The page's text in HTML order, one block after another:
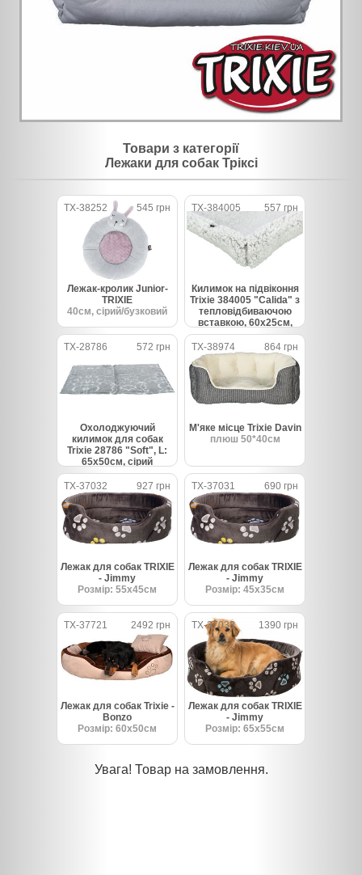
Товари з категорії
Лежаки для собак Тріксі
TX-38252 545 грн
Лежак-кролик Junior-
TRIXIE
40см, сірий/бузковий
TX-384005 557 грн
Килимок на підвіконня
Trixie 384005 "Calida" з
тепловідбиваючою
вставкою, 60х25см,
біло-сірий
TX-28786
572 грн
Охолоджуючий
килимок для собак
Trixie 28786 "Soft", L:
65х50см, сірий
TX-38974 864 грн
М'яке місце Trixie Davin
плюш 50*40см
TX-37032 927 грн
Лежак для собак TRIXIE
- Jimmy
Розмір: 55х45см
TX-37031 690 грн
Лежак для собак TRIXIE
- Jimmy
Розмір: 45х35см
TX-37721 2492 грн
Лежак для собак Trixie -
Bonzo
Розмір: 60х50см
TX-37033 1390 грн
Лежак для собак TRIXIE
- Jimmy
Розмір: 65х55см
Увага! Товар на замовлення.